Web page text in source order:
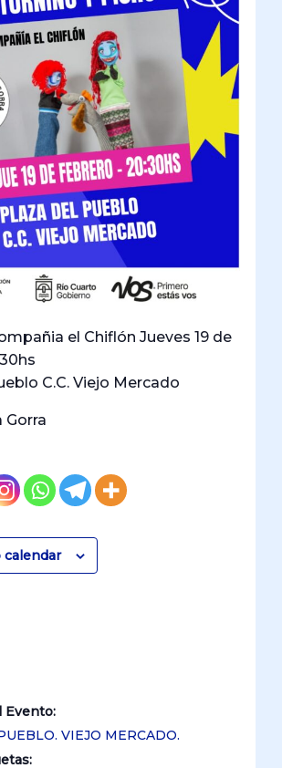
el Chiflón Jueves 19 de
C.C. Viejo Mercado
Gorra
calendar
Evento:
VIEJO MERCADO.